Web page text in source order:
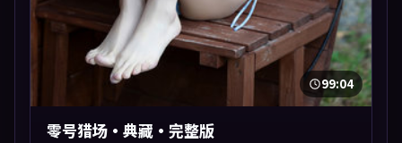
99:04
零号猎场·典藏·完整版